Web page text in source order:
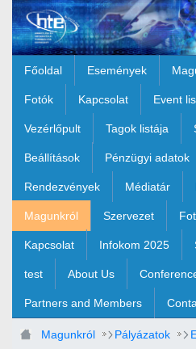
Ugrás a fő tartalomhoz
Főoldal Események
Fotók Kapcsolat Event
Vezérlőpult Tagok listája
Beállítások Pénzügyi adatok
Rendezvények Médiatár
Magunkról Szervezet
Kapcsolat Infokom 2025
test About Us
Partners and Members
Magunkról Pályázatok